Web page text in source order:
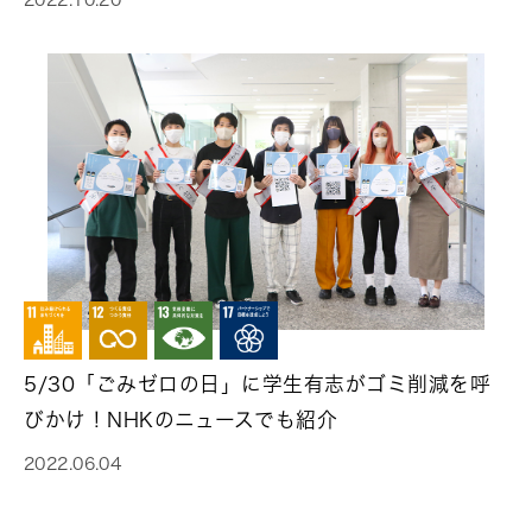
5/30「ごみゼロの日」に学生有志がゴミ削減を呼
びかけ！NHKのニュースでも紹介
2022.06.04